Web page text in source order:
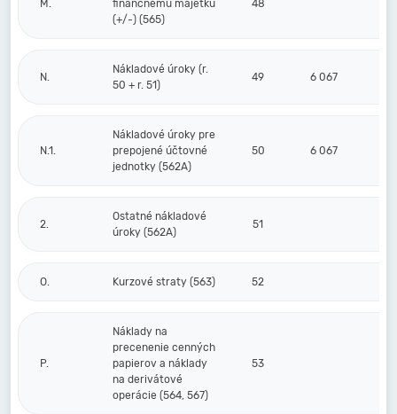
M.
finančnému majetku
(+/-) (565)
48
N.
Nákladové úroky (r.
50 + r. 51)
49 6 067
N.1.
Nákladové úroky pre
prepojené účtovné
jednotky (562A)
50 6 067
2.
Ostatné nákladové
úroky (562A)
51
O. Kurzové straty (563) 52
P.
Náklady na
precenenie cenných
papierov a náklady
na derivátové
operácie (564, 567)
53